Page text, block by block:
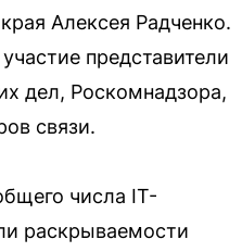
Алексея Радченко.
представители
дел, Роскомнадзора,
связи.
числа IT-
раскрываемости